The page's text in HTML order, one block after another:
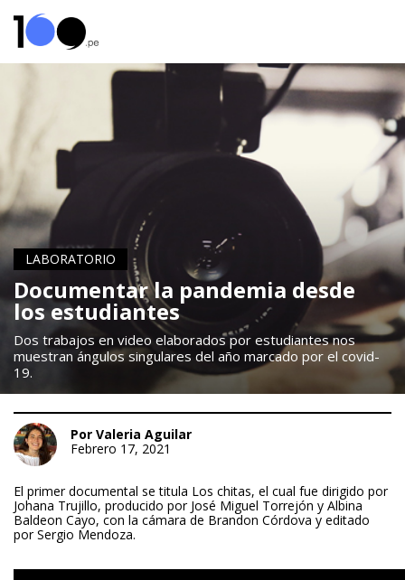
LABORATORIO
Documentar la pandemia desde
los estudiantes
Dos trabajos en video elaborados por estudiantes nos
muestran ángulos singulares del año marcado por el covid-
19.
Por Valeria Aguilar
Febrero 17, 2021
El primer documental se titula Los chitas, el cual fue dirigido por
Johana Trujillo, producido por José Miguel Torrejón y Albina
Baldeon Cayo, con la cámara de Brandon Córdova y editado
por Sergio Mendoza.